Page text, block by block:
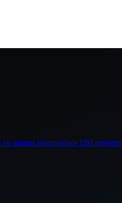
sulama sistemlerinde DSİ